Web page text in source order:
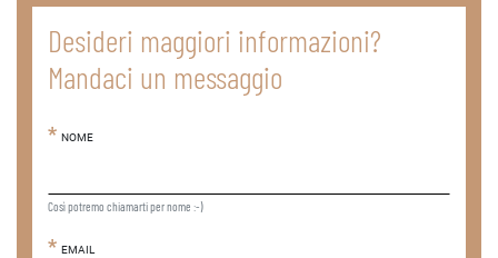
Desideri maggiori informazioni?
Mandaci un messaggio
NOME
Così potremo chiamarti per nome :-)
EMAIL